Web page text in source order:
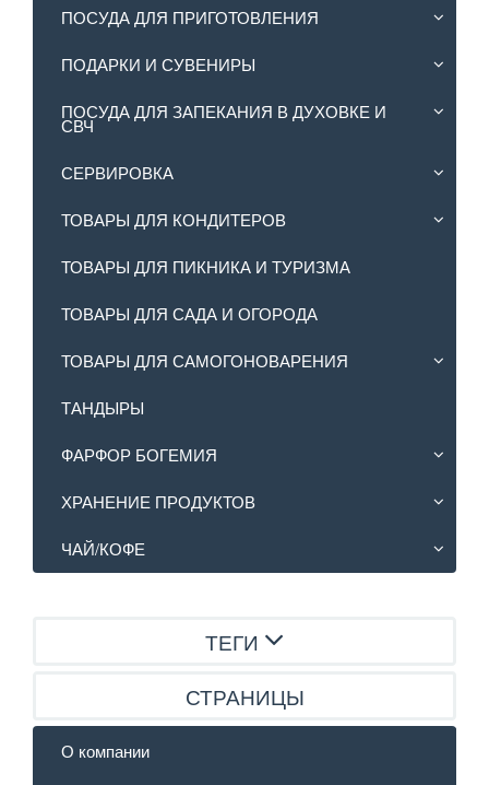
ПОСУДА ДЛЯ ПРИГОТОВЛЕНИЯ
ПОДАРКИ И СУВЕНИРЫ
ПОСУДА ДЛЯ ЗАПЕКАНИЯ В ДУХОВКЕ И
СВЧ
СЕРВИРОВКА
ТОВАРЫ ДЛЯ КОНДИТЕРОВ
ТОВАРЫ ДЛЯ ПИКНИКА И ТУРИЗМА
ТОВАРЫ ДЛЯ САДА И ОГОРОДА
ТОВАРЫ ДЛЯ САМОГОНОВАРЕНИЯ
ТАНДЫРЫ
ФАРФОР БОГЕМИЯ
ХРАНЕНИЕ ПРОДУКТОВ
ЧАЙ/КОФЕ
ТЕГИ
СТРАНИЦЫ
О компании